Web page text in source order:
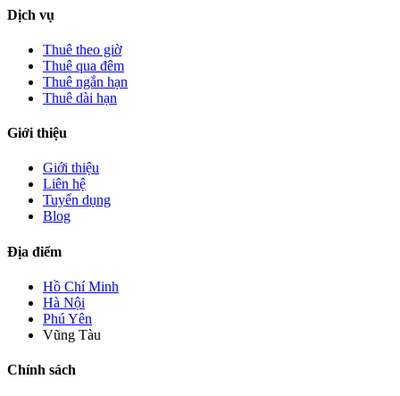
Dịch vụ
Thuê theo giờ
Thuê qua đêm
Thuê ngắn hạn
Thuê dài hạn
Giới thiệu
Giới thiệu
Liên hệ
Tuyển dụng
Blog
Địa điểm
Hồ Chí Minh
Hà Nội
Phú Yên
Vũng Tàu
Chính sách